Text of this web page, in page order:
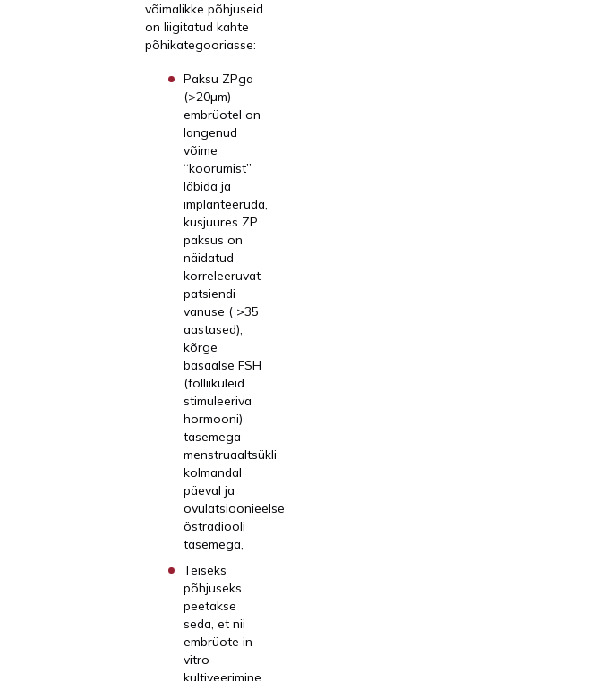
võimalikke põhjuseid
on liigitatud kahte
põhikategooriasse:
Paksu ZPga
(>20µm)
embrüotel on
langenud
võime
“koorumist”
läbida ja
implanteeruda,
kusjuures ZP
paksus on
näidatud
korreleeruvat
patsiendi
vanuse ( >35
aastased),
kõrge
basaalse FSH
(folliikuleid
stimuleeriva
hormooni)
tasemega
menstruaaltsükli
kolmandal
päeval ja
ovulatsioonieelse
östradiooli
tasemega,
Teiseks
põhjuseks
peetakse
seda, et nii
embrüote in
vitro
kultiveerimine